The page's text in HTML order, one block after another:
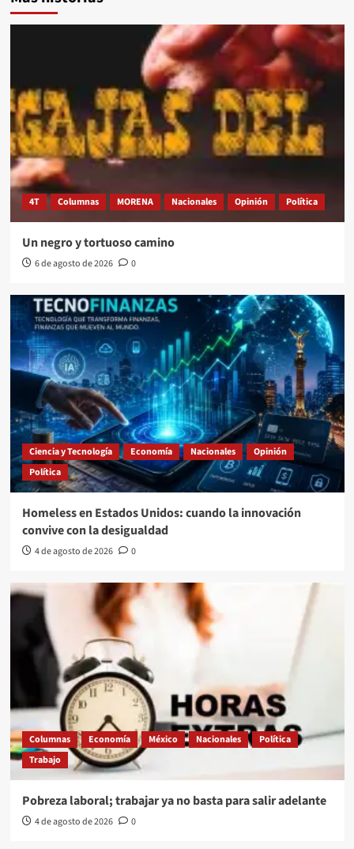
4T Columnas MORENA Nacionales Opinión Política
Un negro y tortuoso camino
6 de agosto de 2026 0
Ciencia y Tecnología Economía Nacionales
Opinión
Política
Homeless en Estados Unidos: cuando la innovación
convive con la desigualdad
4 de agosto de 2026 0
Columnas Economía México Nacionales
Política
Trabajo
Pobreza laboral; trabajar ya no basta para salir adelante
4 de agosto de 2026 0